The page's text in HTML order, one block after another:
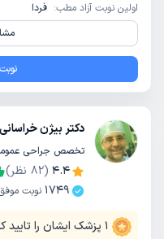
اولین نوبت آزاد مطب: فردا
دکتر بیژن خراسانی
تخصص جراحی
4.4
(
82 نظر)
1749 نوبت
1 پزشک ایشان را تایید